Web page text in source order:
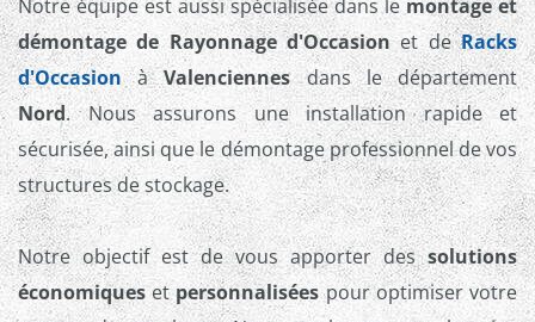
Notre équipe est aussi spécialisée dans le montage et
démontage de Rayonnage d'Occasionet deRacks
d'OccasionàValenciennesdans le département
Nord. Nous assurons une installation rapide et
sécurisée, ainsi que le démontage professionnel de vos
structures de stockage.
Notre objectif est de vous apporter dessolutions
économiquesetpersonnaliséespour optimiser votre